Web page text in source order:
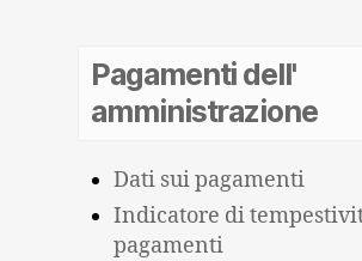
Pagamenti dell'
amministrazione
Dati sui pagamenti
Indicatore di
pagamenti